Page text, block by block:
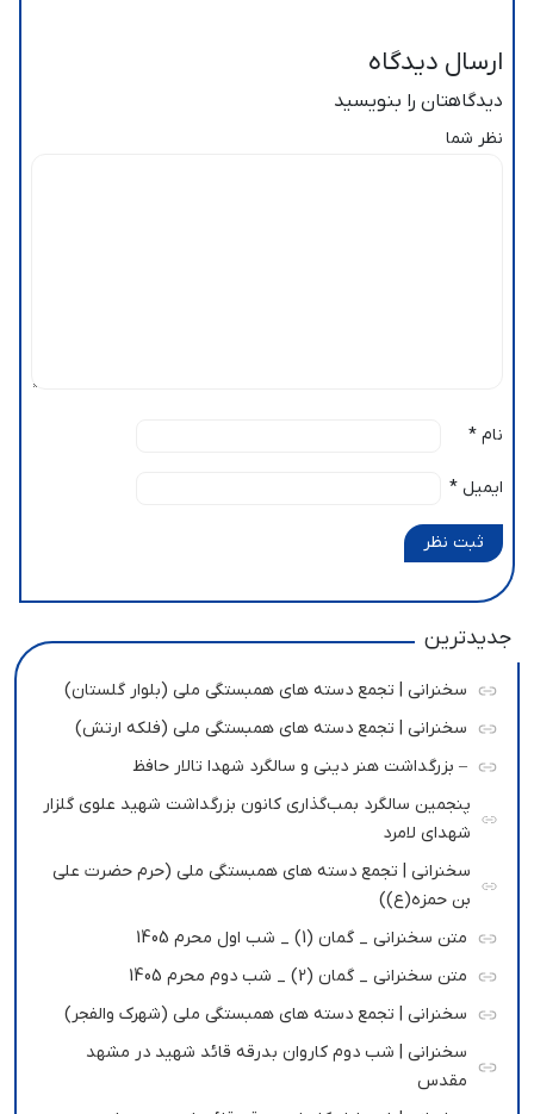
ارسال دیدگاه
دیدگاهتان را بنویسید
نظر شما
نام *
ایمیل *
ثبت نظر
جدیدترین
سخنرانی | تجمع دسته های همبستگی ملی (بلوار گلستان)
سخنرانی | تجمع دسته های همبستگی ملی (فلکه ارتش)
– بزرگداشت هنر دینی و سالگرد شهدا تالار حافظ
پنجمین سالگرد بمب‌گذاری کانون بزرگداشت شهید علوی گلزار
شهدای لامرد
سخنرانی | تجمع دسته های همبستگی ملی (حرم حضرت علی
بن حمزه(ع))
متن سخنرانی _ گمان (1) _ شب اول محرم 1405
متن سخنرانی _ گمان (2) _ شب دوم محرم 1405
سخنرانی | تجمع دسته های همبستگی ملی (شهرک والفجر)
سخنرانی | شب دوم کاروان بدرقه قائد شهید در مشهد
مقدس